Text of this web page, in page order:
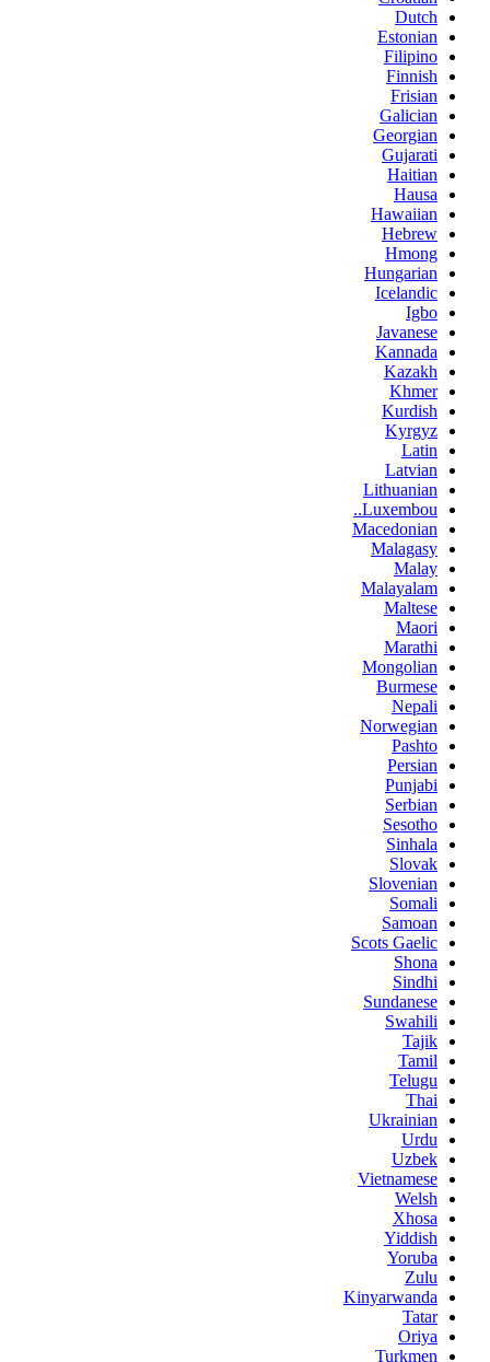
Dutch
Estonian
Filipino
Finnish
Frisian
Galician
Georgian
Gujarati
Haitian
Hausa
Hawaiian
Hebrew
Hmong
Hungarian
Icelandic
Igbo
Javanese
Kannada
Kazakh
Khmer
Kurdish
Kyrgyz
Latin
Latvian
Lithuanian
Luxembou..
Macedonian
Malagasy
Malay
Malayalam
Maltese
Maori
Marathi
Mongolian
Burmese
Nepali
Norwegian
Pashto
Persian
Punjabi
Serbian
Sesotho
Sinhala
Slovak
Slovenian
Somali
Samoan
Scots Gaelic
Shona
Sindhi
Sundanese
Swahili
Tajik
Tamil
Telugu
Thai
Ukrainian
Urdu
Uzbek
Vietnamese
Welsh
Xhosa
Yiddish
Yoruba
Zulu
Kinyarwanda
Tatar
Oriya
Turkmen